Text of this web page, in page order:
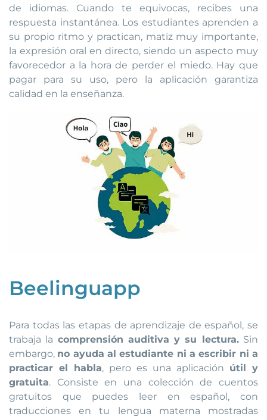
de idiomas. Cuando te equivocas, recibes una
respuesta instantánea. Los estudiantes aprenden a
su propio ritmo y practican, matiz muy importante,
la expresión oral en directo, siendo un aspecto muy
favorecedor a la hora de perder el miedo. Hay que
pagar para su uso, pero la aplicación garantiza
calidad en la enseñanza.
Beelinguapp
Para todas las etapas de aprendizaje de español, se
trabaja la comprensión auditiva y su lectura.Sin
embargo, no ayuda al estudiante ni a escribir ni a
practicar el habla, pero es una aplicación útil y
gratuita. Consiste en una colección de cuentos
gratuitos que puedes leer en español, con
traducciones en tu lengua materna mostradas